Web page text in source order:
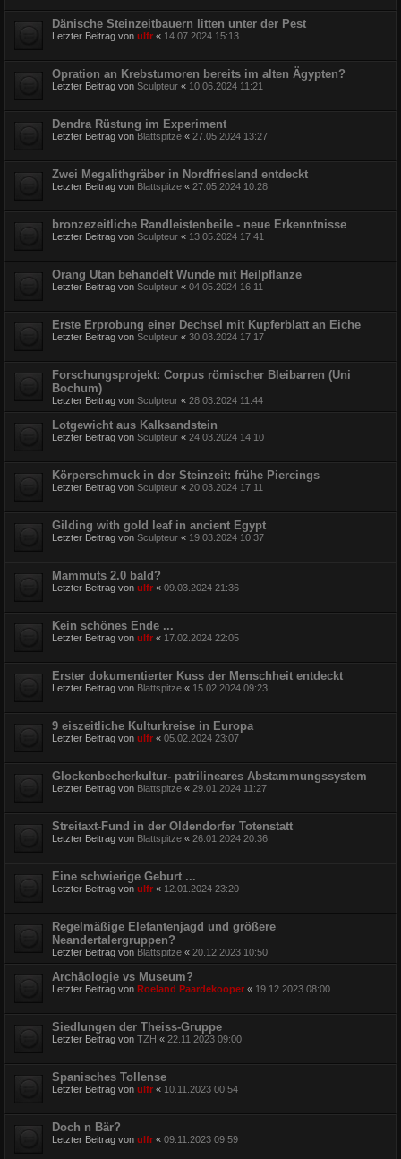
Dänische Steinzeitbauern litten unter der Pest
Letzter Beitrag von ulfr « 14.07.2024 15:13
Opration an Krebstumoren bereits im alten Ägypten?
Letzter Beitrag von Sculpteur « 10.06.2024 11:21
Dendra Rüstung im Experiment
Letzter Beitrag von Blattspitze « 27.05.2024 13:27
Zwei Megalithgräber in Nordfriesland entdeckt
Letzter Beitrag von Blattspitze « 27.05.2024 10:28
bronzezeitliche Randleistenbeile - neue Erkenntnisse
Letzter Beitrag von Sculpteur « 13.05.2024 17:41
Orang Utan behandelt Wunde mit Heilpflanze
Letzter Beitrag von Sculpteur « 04.05.2024 16:11
Erste Erprobung einer Dechsel mit Kupferblatt an Eiche
Letzter Beitrag von Sculpteur « 30.03.2024 17:17
Forschungsprojekt: Corpus römischer Bleibarren (Uni
Bochum)
Letzter Beitrag von Sculpteur « 28.03.2024 11:44
Lotgewicht aus Kalksandstein
Letzter Beitrag von Sculpteur « 24.03.2024 14:10
Körperschmuck in der Steinzeit: frühe Piercings
Letzter Beitrag von Sculpteur « 20.03.2024 17:11
Gilding with gold leaf in ancient Egypt
Letzter Beitrag von Sculpteur « 19.03.2024 10:37
Mammuts 2.0 bald?
Letzter Beitrag von ulfr « 09.03.2024 21:36
Kein schönes Ende ...
Letzter Beitrag von ulfr « 17.02.2024 22:05
Erster dokumentierter Kuss der Menschheit entdeckt
Letzter Beitrag von Blattspitze « 15.02.2024 09:23
9 eiszeitliche Kulturkreise in Europa
Letzter Beitrag von ulfr « 05.02.2024 23:07
Glockenbecherkultur- patrilineares Abstammungssystem
Letzter Beitrag von Blattspitze « 29.01.2024 11:27
Streitaxt-Fund in der Oldendorfer Totenstatt
Letzter Beitrag von Blattspitze « 26.01.2024 20:36
Eine schwierige Geburt ...
Letzter Beitrag von ulfr « 12.01.2024 23:20
Regelmäßige Elefantenjagd und größere
Neandertalergruppen?
Letzter Beitrag von Blattspitze « 20.12.2023 10:50
Archäologie vs Museum?
Letzter Beitrag von Roeland Paardekooper « 19.12.2023 08:00
Siedlungen der Theiss-Gruppe
Letzter Beitrag von TZH « 22.11.2023 09:00
Spanisches Tollense
Letzter Beitrag von ulfr « 10.11.2023 00:54
Doch n Bär?
Letzter Beitrag von ulfr « 09.11.2023 09:59